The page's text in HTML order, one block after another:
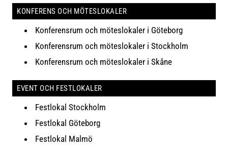
KONFERENS OCH MÖTESLOKALER
Konferensrum och möteslokaler i Göteborg
Konferensrum och möteslokaler i Stockholm
Konferensrum och möteslokaler i Skåne
EVENT OCH FESTLOKALER
Festlokal Stockholm
Festlokal Göteborg
Festlokal Malmö